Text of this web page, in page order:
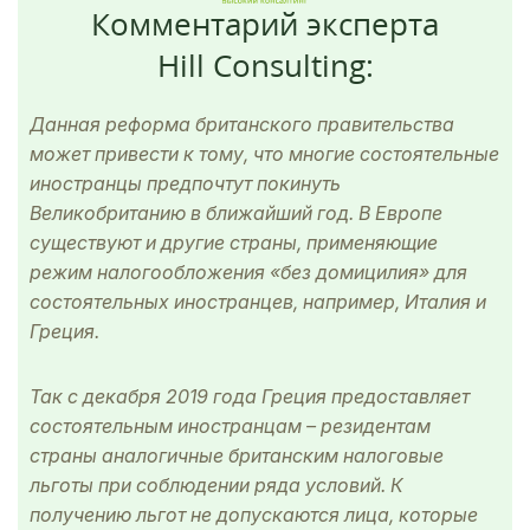
Комментарий эксперта
Hill Consulting:
Данная реформа британского правительства
может привести к тому, что многие состоятельные
иностранцы предпочтут покинуть
Великобританию в ближайший год. В Европе
существуют и другие страны, применяющие
режим налогообложения «без домицилия» для
состоятельных иностранцев, например, Италия и
Греция.
Так с декабря 2019 года Греция предоставляет
состоятельным иностранцам – резидентам
страны аналогичные британским налоговые
льготы при соблюдении ряда условий. К
получению льгот не допускаются лица, которые